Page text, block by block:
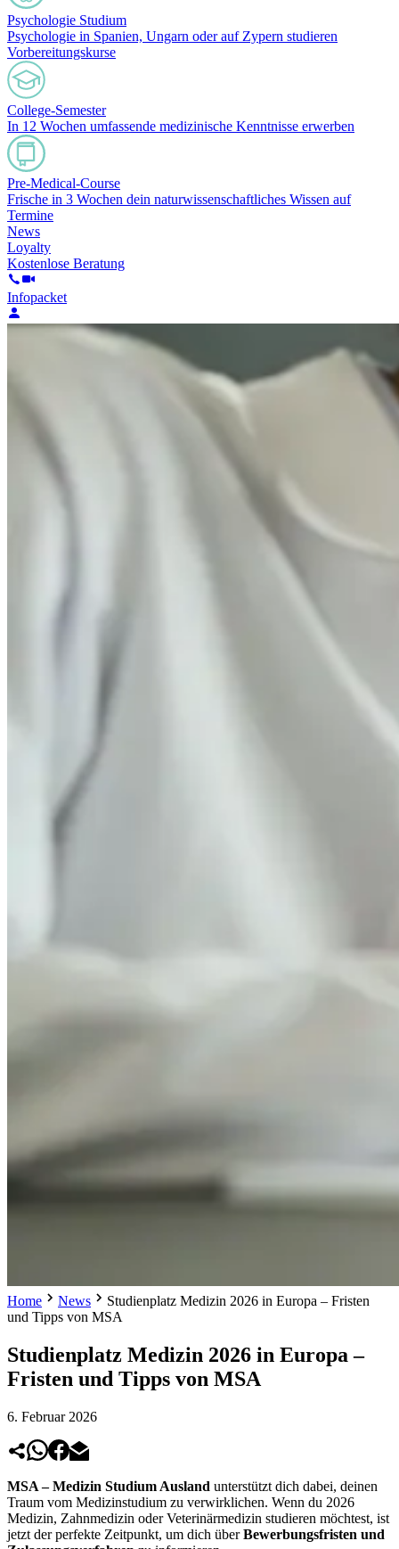
Psychologie Studium
Psychologie in Spanien, Ungarn oder auf Zypern studieren
Vorbereitungskurse
College-Semester
In 12 Wochen umfassende medizinische Kenntnisse erwerben
Pre-Medical-Course
Frische in 3 Wochen dein naturwissenschaftliches Wissen auf
Termine
News
Loyalty
Kostenlose Beratung
Infopacket
Home News
Studienplatz Medizin 2026 in Europa – Fristen
und Tipps von MSA
Studienplatz Medizin 2026 in Europa –
Fristen und Tipps von MSA
6. Februar 2026
MSA – Medizin Studium Ausland unterstützt dich dabei, deinen
Traum vom Medizinstudium zu verwirklichen. Wenn du 2026
Medizin, Zahnmedizin oder Veterinärmedizin studieren möchtest, ist
jetzt der perfekte Zeitpunkt, um dich überBewerbungsfristen und